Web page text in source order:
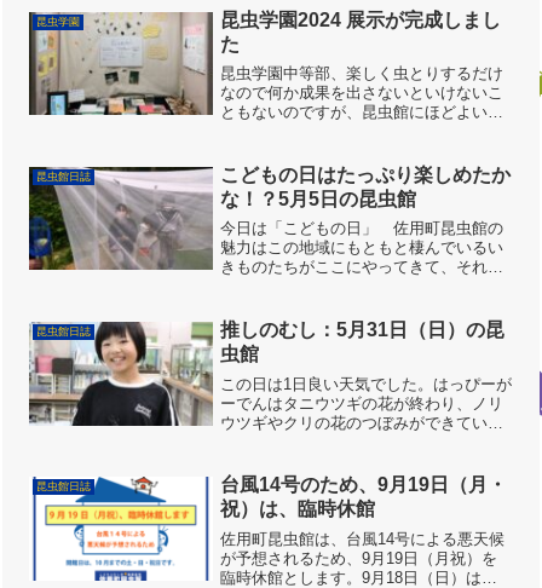
たです。館入口の照明にアシナガバチが
巣作りをしていたので、可哀...
昆虫学園
昆虫学園2024 展示が完成しまし
た
昆虫学園中等部、楽しく虫とりするだけ
なので何か成果を出さないといけないこ
ともないのですが、昆虫館にほどよい展
このときみんなでつくったのはパーツで
して、最終工程では、それ...
昆虫館日誌
こどもの日はたっぷり楽しめたか
な！？5月5日の昆虫館
今日は「こどもの日」 佐用町昆虫館の
魅力はこの地域にもともと棲んでいるい
きものたちがここにやってきて、それを
でいるアカハライモリを（今日も触られ
るけど…ごめん！）と思い...
昆虫館日誌
推しのむし：5月31日（日）の昆
虫館
この日は1日良い天気でした。はっぴーが
ーでんはタニウツギの花が終わり、ノリ
ウツギやクリの花のつぼみができていま
み朝は静かなスタートで、タッチプール
のカメやイモリものんび...
昆虫館日誌
台風14号のため、9月19日（月・
祝）は、臨時休館
佐用町昆虫館は、台風14号による悪天候
が予想されるため、9月19日（月祝）を
臨時休館とします。9月18日（日）は開